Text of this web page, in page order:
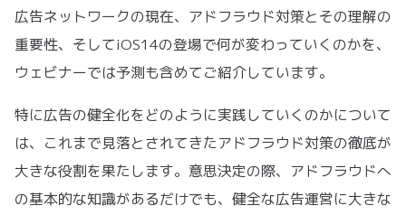
広告ネットワークの現在、アドフラウド対策とその理解の
重要性、そしてiOS14の登場で何が変わっていくのかを、
ウェビナーでは予測も含めてご紹介しています。
特に広告の健全化をどのように実践していくのかについて
は、これまで見落とされてきたアドフラウド対策の徹底が
大きな役割を果たします。意思決定の際、アドフラウドへ
の基本的な知識があるだけでも、健全な広告運営に大きな